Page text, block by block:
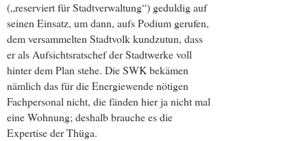
(„reserviert für Stadtverwaltung“) geduldig auf
seinen Einsatz, um dann, aufs Podium gerufen,
dem versammelten Stadtvolk kundzutun, dass
er als Aufsichtsratschef der Stadtwerke voll
hinter dem Plan stehe. Die SWK bekämen
nämlich das für die Energiewende nötigen
Fachpersonal nicht, die fänden hier ja nicht mal
eine Wohnung; deshalb brauche es die
Expertise der Thüga.